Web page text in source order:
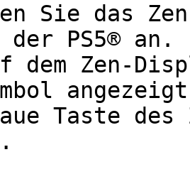
Sie das
der PS5® an.
dem Zen-
Taste des